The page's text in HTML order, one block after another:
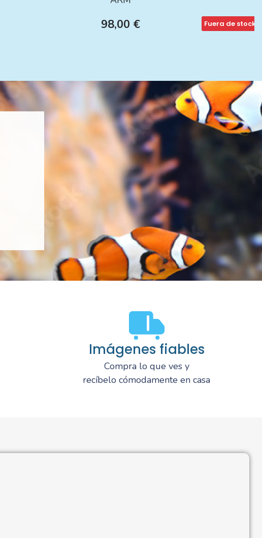
98,00 € Fuera de stock
Imágenes fiables
Compra lo que ves y
recíbelo cómodamente en casa